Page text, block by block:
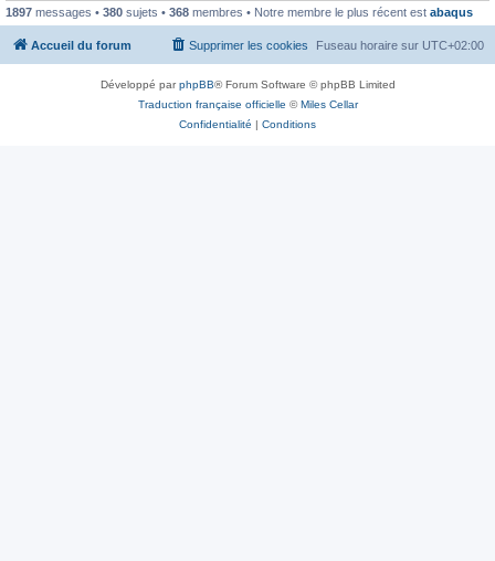
1897 messages • 380 sujets • 368 membres • Notre membre le plus récent est abaqus
Accueil du forum Fuseau horaire sur UTC+02:00
Supprimer les cookies
Développé parphpBB® Forum Software © phpBB Limited
Traduction française officielle ©Miles Cellar
Confidentialité | Conditions